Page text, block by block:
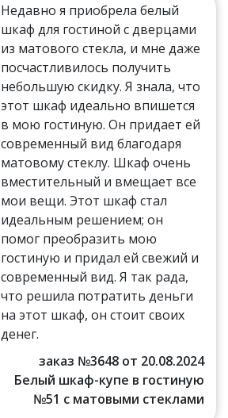
Недавно я приобрела белый
шкаф для гостиной с дверцами
из матового стекла, и мне даже
посчастливилось получить
небольшую скидку. Я знала, что
этот шкаф идеально впишется
в мою гостиную. Он придает ей
современный вид благодаря
матовому стеклу. Шкаф очень
вместительный и вмещает все
мои вещи. Этот шкаф стал
идеальным решением; он
помог преобразить мою
гостиную и придал ей свежий и
современный вид. Я так рада,
что решила потратить деньги
на этот шкаф, он стоит своих
денег.
заказ №3648 от 20.08.2024
Белый шкаф-купе в гостиную
№51 с матовыми стеклами